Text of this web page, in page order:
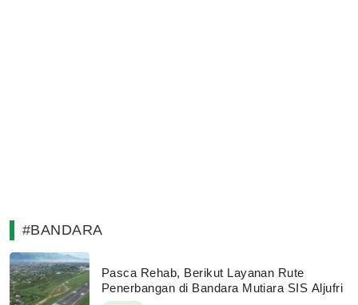
#BANDARA
Pasca Rehab, Berikut Layanan Rute
Penerbangan di Bandara Mutiara SIS Aljufri